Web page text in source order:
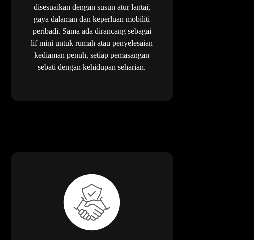
disesuaikan dengan susun atur lantai,
gaya dalaman dan keperluan mobiliti
peribadi. Sama ada dirancang sebagai
lif mini untuk rumah atau penyelesaian
kediaman penuh, setiap pemasangan
sebati dengan kehidupan seharian.